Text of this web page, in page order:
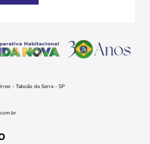
- Taboão da Serra - SP